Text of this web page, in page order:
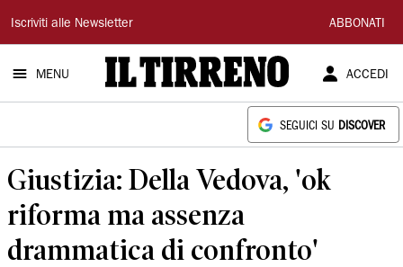
Il
Tirreno
Iscriviti alle Newsletter ABBONATI
MENU ACCEDI
SEGUICI SU DISCOVER
Giustizia: Della Vedova, 'ok
riforma ma assenza
drammatica di confronto'